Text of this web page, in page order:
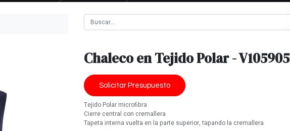
Chaleco en Tejido Polar - V105905
Solicitar Presupuesto
Tejido Polar microfibra
Cierre central con cremallera
Tapeta interna vuelta en la parte superior, tapando la cremallera